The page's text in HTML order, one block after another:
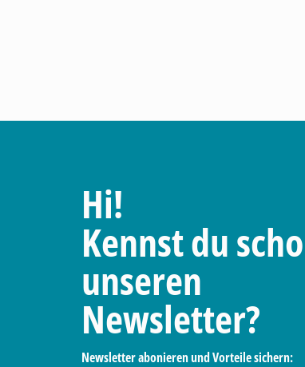
Hi!
Kennst du
unseren
Newsletter?
Newsletter abonieren und Vorteile sichern: